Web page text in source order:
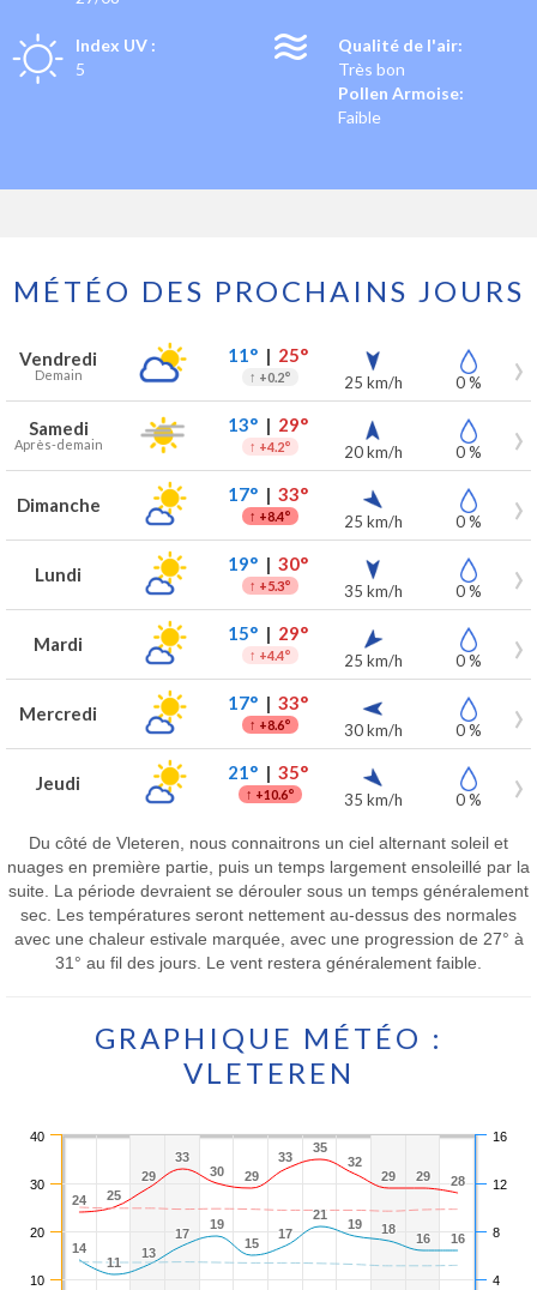
Index UV :
5
Qualité de l'air:
Très bon
Pollen Armoise:
Faible
MÉTÉO DES PROCHAINS JOURS
Prévisions météo à Vleteren pour les 7 prochains jours
Jour Météo Températures Vent Précipitations
Vendredi
Demain
11°| 25°
↑ +0.2° 25 km/h 0 %
Samedi
Après-demain
13°| 29°
↑ +4.2° 20 km/h 0 %
Dimanche 17°| 33°
↑ +8.4° 25 km/h 0 %
Lundi 19°| 30°
↑ +5.3° 35 km/h 0 %
Mardi 15°| 29°
↑ +4.4° 25 km/h 0 %
Mercredi 17°| 33°
↑ +8.6° 30 km/h 0 %
Jeudi 21°| 35°
↑ +10.6° 35 km/h 0 %
Du côté de Vleteren, nous connaitrons un ciel alternant soleil et
nuages en première partie, puis un temps largement ensoleillé par la
suite. La période devraient se dérouler sous un temps généralement
sec. Les températures seront nettement au-dessus des normales
avec une chaleur estivale marquée, avec une progression de 27° à
31° au fil des jours. Le vent restera généralement faible.
GRAPHIQUE MÉTÉO :
VLETEREN
24
24 25
25
29
29
33
33
30
30 29
29
33
33
35
35
32
32
29
29 29
29 28
28
14
14
11
11
13
13
17
17
19
19
15
15
17
17
21
21
19
19 18
18
16
16 16
16
10
20
30
40
4
8
12
16